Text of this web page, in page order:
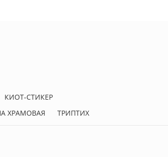
КИОТ-СТИКЕР
ХРАМОВАЯ ТРИПТИХ